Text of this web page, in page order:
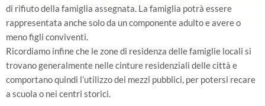
di rifiuto della famiglia assegnata. La famiglia potrà essere
rappresentata anche solo da un componente adulto e avere o
meno figli conviventi.
Ricordiamo infine che le zone di residenza delle famiglie locali si
trovano generalmente nelle cinture residenziali delle città e
comportano quindi l’utilizzo dei mezzi pubblici, per potersi recare
a scuola o nei centri storici.